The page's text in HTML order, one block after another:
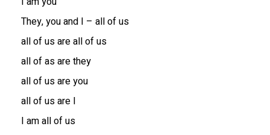
They, you and I – all of us
all of us are all of us
all of as are they
all of us are you
all of us are I
I am all of us